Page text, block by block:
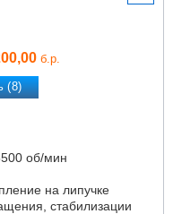
б.р.
(8)
об/мин
на липучке
стабилизации